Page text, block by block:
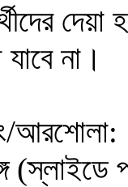
যাবে না।
আরশোলা:
(স্লাইডে